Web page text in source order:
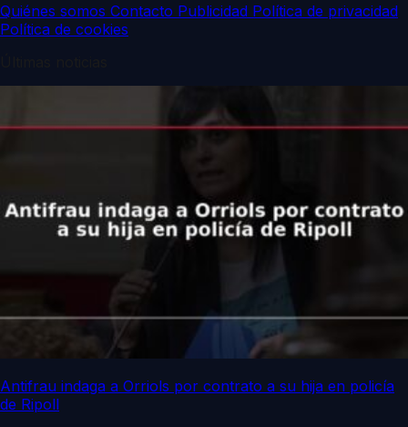
Quiénes somos Contacto Publicidad Política de privacidad
Política de cookies
Antifrau indaga a Orriols por contrato a su hija en policía
de Ripoll